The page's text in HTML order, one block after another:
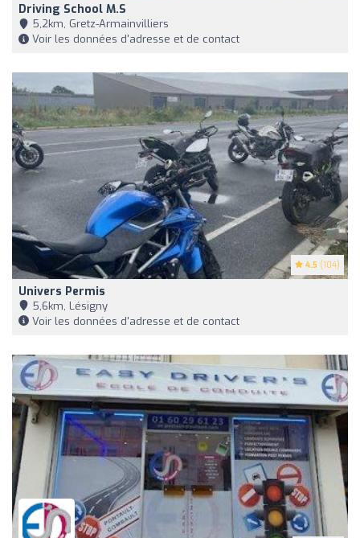
Driving School M.s
5,2km, Gretz-Armainvilliers
Voir les données d'adresse et de contact
4.5 (104)
Univers Permis
5,6km, Lésigny
Voir les données d'adresse et de contact